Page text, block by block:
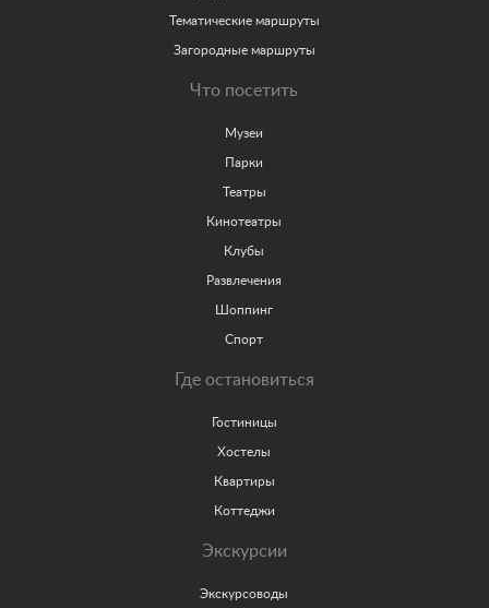
Тематические маршруты
Загородные маршруты
Что посетить
Музеи
Парки
Театры
Кинотеатры
Клубы
Развлечения
Шоппинг
Спорт
Где остановиться
Гостиницы
Хостелы
Квартиры
Коттеджи
Экскурсии
Экскурсоводы